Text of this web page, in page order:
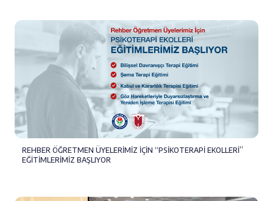
REHBER ÖĞRETMEN ÜYELERİMİZ İÇİN “PSİKOTERAPİ EKOLLERİ”
EĞİTİMLERİMİZ BAŞLIYOR